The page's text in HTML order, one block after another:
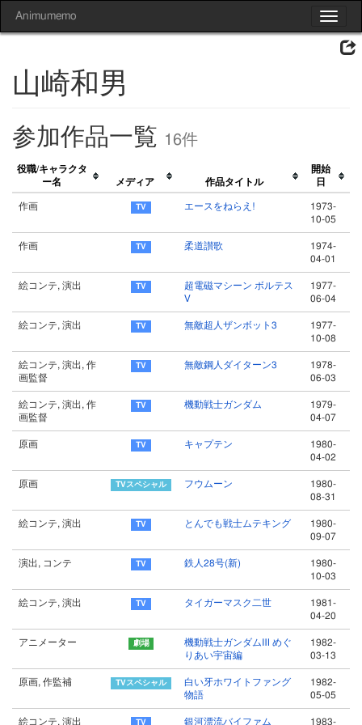
Toggle
Animumemo
山崎和男
参加作品一覧 16件
役職/キャラクタ
ー名
メディア 作品タイトル
開始
日
作画 エースをねらえ!
1973-
10-05
作画 柔道讃歌
1974-
04-01
絵コンテ, 演出
超電磁マシーン ボルテス
Ⅴ
1977-
06-04
絵コンテ, 演出 無敵超人ザンボット3
1977-
10-08
絵コンテ, 演出, 作
画監督
無敵鋼人ダイターン3
1978-
06-03
絵コンテ, 演出, 作
画監督
機動戦士ガンダム
1979-
04-07
原画 キャプテン
1980-
04-02
原画 フウムーン
1980-
08-31
絵コンテ, 演出 とんでも戦士ムテキング
1980-
09-07
演出, コンテ 鉄人28号(新)
1980-
10-03
絵コンテ, 演出 タイガーマスク二世
1981-
04-20
アニメーター
機動戦士ガンダムⅢ めぐ
りあい宇宙編
1982-
03-13
原画, 作監補
白い牙ホワイトファング
物語
1982-
05-05
絵コンテ, 演出 銀河漂流バイファム 1983-